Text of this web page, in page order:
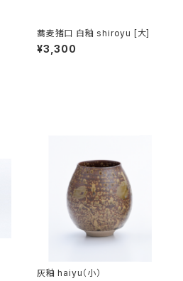
蕎麦猪口 白釉 shiroyu [大]
¥3,300
灰釉 haiyu（小）